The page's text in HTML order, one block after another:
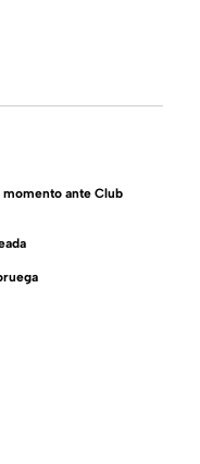
ante Club